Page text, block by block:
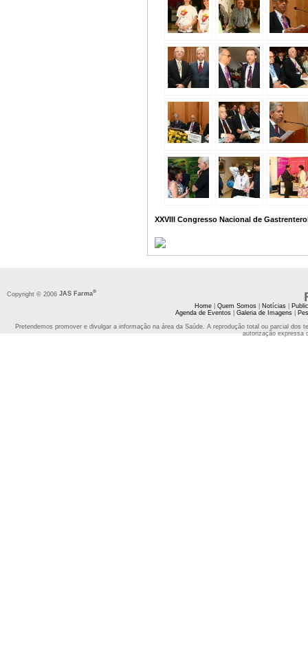
XXVIII Congresso Nacional de
Copyright © 2006 JAS Farma®
Home| Quem Somos| Notícias|
Agenda de Eventos| Galeria de Imagens|
Pretendemos promover e divulgar a informação na área da Saúde. A reprodução total ou parcial
autorização expressa